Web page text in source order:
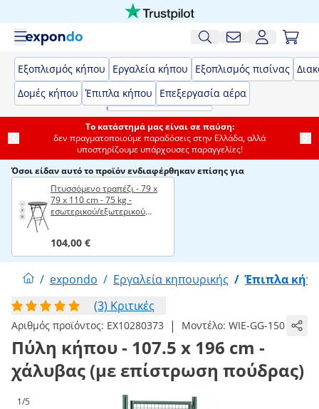
Εξοπλισμός κήπου Εργαλεία κήπου Εξοπλισμός πισίνας
Δομές κήπου Έπιπλα κήπου Επεξεργασία αέρα
Το κατάστημά μας είναι σε παύση:
δεν πραγματοποιούμε παραδόσεις στην Ελλάδα, αλλά
υποστηρίζουμε υπάρχουσες παραγγελίες!
Όσοι είδαν αυτό το προϊόν ενδιαφέρθηκαν επίσης για
Πτυσσόμενο τραπέζι - 79 x
79 x 110 cm - 75 kg -
εσωτερικού/εξωτερικού
104,00 €
/ expondo / Εργαλεία κηπουρικής / Έπιπλα
(3) Κριτικές
Αριθμός προϊόντος: EX10280373 | Μοντέλο: WIE-GG-150
Πύλη κήπου - 107.5 x 196 cm -
χάλυβας (με επίστρωση πούδρας)
1/5